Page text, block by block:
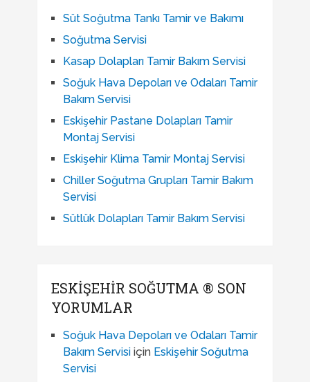
Süt Soğutma Tankı Tamir ve Bakımı
Soğutma Servisi
Kasap Dolapları Tamir Bakım Servisi
Soğuk Hava Depoları ve Odaları Tamir
Bakım Servisi
Eskişehir Pastane Dolapları Tamir
Montaj Servisi
Eskişehir Klima Tamir Montaj Servisi
Chiller Soğutma Grupları Tamir Bakım
Servisi
Sütlük Dolapları Tamir Bakım Servisi
ESKIŞEHIR SOĞUTMA ® SON
YORUMLAR
Soğuk Hava Depoları ve Odaları Tamir
Bakım Servisiiçin Eskişehir Soğutma
Servisi